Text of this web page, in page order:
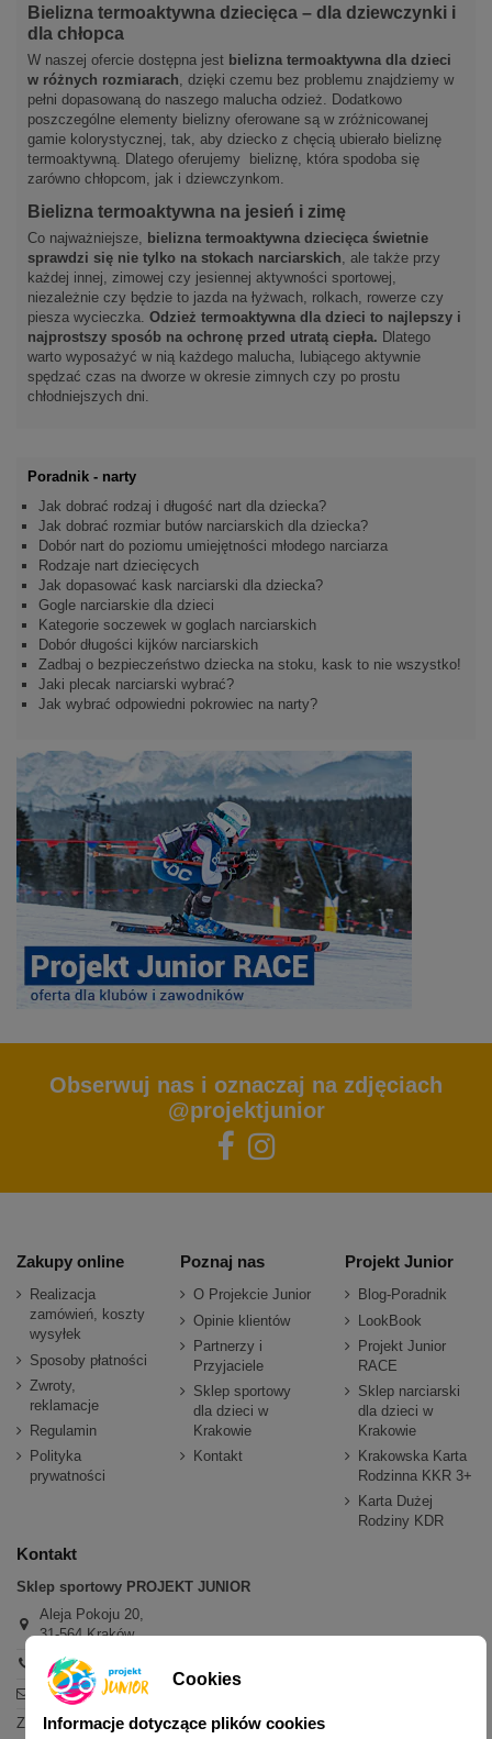
Bielizna termoaktywna dziecięca – dla dziewczynki i
dla chłopca
W naszej ofercie dostępna jest bielizna termoaktywna dla dzieci
w różnych rozmiarach, dzięki czemu bez problemu znajdziemy w
pełni dopasowaną do naszego malucha odzież. Dodatkowo
poszczególne elementy bielizny oferowane są w zróżnicowanej
gamie kolorystycznej, tak, aby dziecko z chęcią ubierało bieliznę
termoaktywną. Dlatego oferujemy bieliznę, która spodoba się
zarówno chłopcom, jak i dziewczynkom.
Bielizna termoaktywna na jesień i zimę
Co najważniejsze, bielizna termoaktywna dziecięca świetnie
sprawdzi się nie tylko na stokach narciarskich, ale także przy
każdej innej, zimowej czy jesiennej aktywności sportowej,
niezależnie czy będzie to jazda na łyżwach, rolkach, rowerze czy
piesza wycieczka. Odzież termoaktywna dla dzieci to najlepszy i
najprostszy sposób na ochronę przed utratą ciepła. Dlatego
warto wyposażyć w nią każdego malucha, lubiącego aktywnie
spędzać czas na dworze w okresie zimnych czy po prostu
chłodniejszych dni.
Poradnik - narty
Jak dobrać rodzaj i długość nart dla dziecka?
Jak dobrać rozmiar butów narciarskich dla dziecka?
Dobór nart do poziomu umiejętności młodego narciarza
Rodzaje nart dziecięcych
Jak dopasować kask narciarski dla dziecka?
Gogle narciarskie dla dzieci
Kategorie soczewek w goglach narciarskich
Dobór długości kijków narciarskich
Zadbaj o bezpieczeństwo dziecka na stoku, kask to nie wszystko!
Jaki plecak narciarski wybrać?
Jak wybrać odpowiedni pokrowiec na narty?
Obserwuj nas i oznaczaj na zdjęciach
@projektjunior
Zakupy online
Realizacja
zamówień, koszty
wysyłek
Sposoby płatności
Zwroty,
reklamacje
Regulamin
Polityka
prywatności
Poznaj nas
O Projekcie Junior
Opinie klientów
Partnerzy i
Przyjaciele
Sklep sportowy
dla dzieci w
Krakowie
Kontakt
Projekt Junior
Blog-Poradnik
LookBook
Projekt Junior
RACE
Sklep narciarski
dla dzieci w
Krakowie
Krakowska Karta
Rodzinna KKR 3+
Karta Dużej
Rodziny KDR
Kontakt
Sklep sportowy PROJEKT JUNIOR
Aleja Pokoju 20,
31-564 Kraków
+48 600 779 897
sklep@projektjunior.pl
Zapraszamy do sklepu stacjonarnego:
Cookies
Informacje dotyczące plików cookies